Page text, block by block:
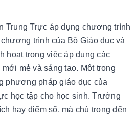
Trung Trực áp dụng chương trình
trình của Bộ Giáo dục và
hoạt trong việc áp dụng các
mẻ và sáng tạo. Một trong
phương pháp giáo dục của
học tập cho học sinh. Trường
hay điểm số, mà chú trọng đến